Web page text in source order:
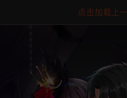
点击加载上